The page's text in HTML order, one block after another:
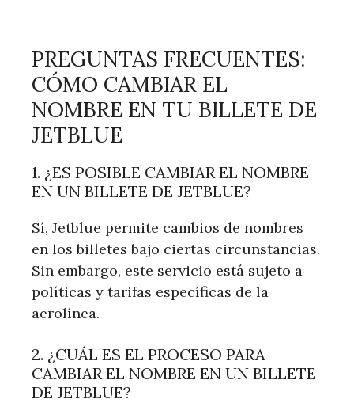
PREGUNTAS FRECUENTES:
CÓMO CAMBIAR EL
NOMBRE EN TU BILLETE DE
JETBLUE
1. ¿ES POSIBLE CAMBIAR EL NOMBRE
EN UN BILLETE DE JETBLUE?
Sí, Jetblue permite cambios de nombres
en los billetes bajo ciertas circunstancias.
Sin embargo, este servicio está sujeto a
políticas y tarifas específicas de la
aerolínea.
2. ¿CUÁL ES EL PROCESO PARA
CAMBIAR EL NOMBRE EN UN BILLETE
DE JETBLUE?